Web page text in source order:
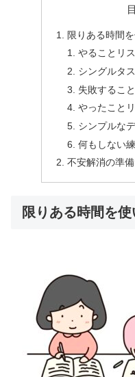
限りある時間
やることリ
シングルタ
失敗するこ
やったこと
シンプルな
何もしない
不安解消の準備
限りある時間を